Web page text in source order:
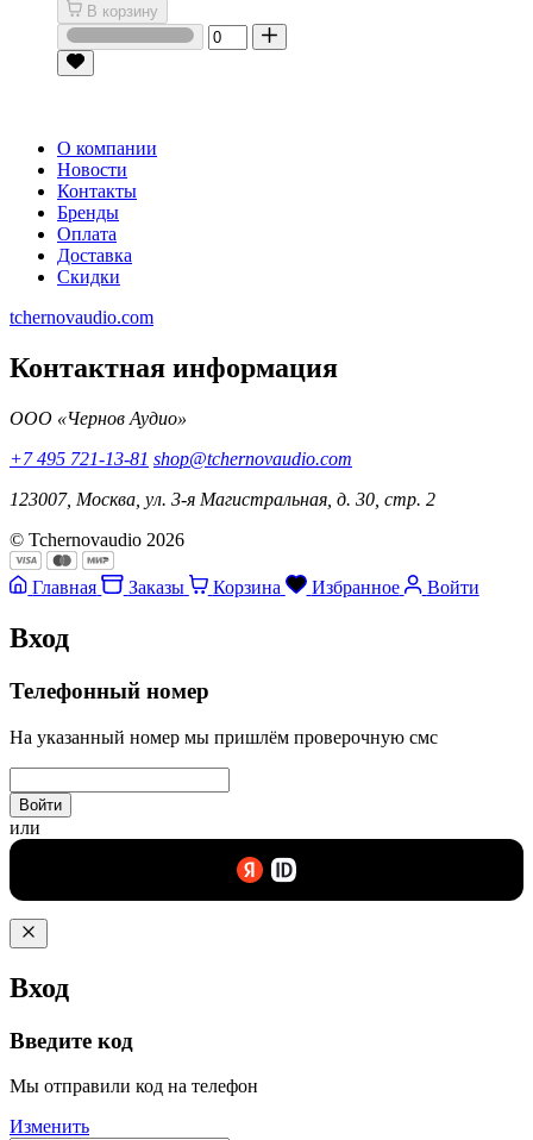
В корзину
О компании
Новости
Контакты
Бренды
Оплата
Доставка
Скидки
tchernovaudio.com
Контактная информация
ООО «Чернов Аудио»
+7 495 721-13-81 shop@tchernovaudio.com
123007, Москва, ул. 3-я Магистральная, д. 30, стр. 2
© Tchernovaudio 2026
Главная Заказы Корзина Избранное Войти
Вход
Телефонный номер
На указанный номер мы пришлём проверочную смс
Войти
или
Вход
Введите код
Мы отправили код на телефон
Изменить